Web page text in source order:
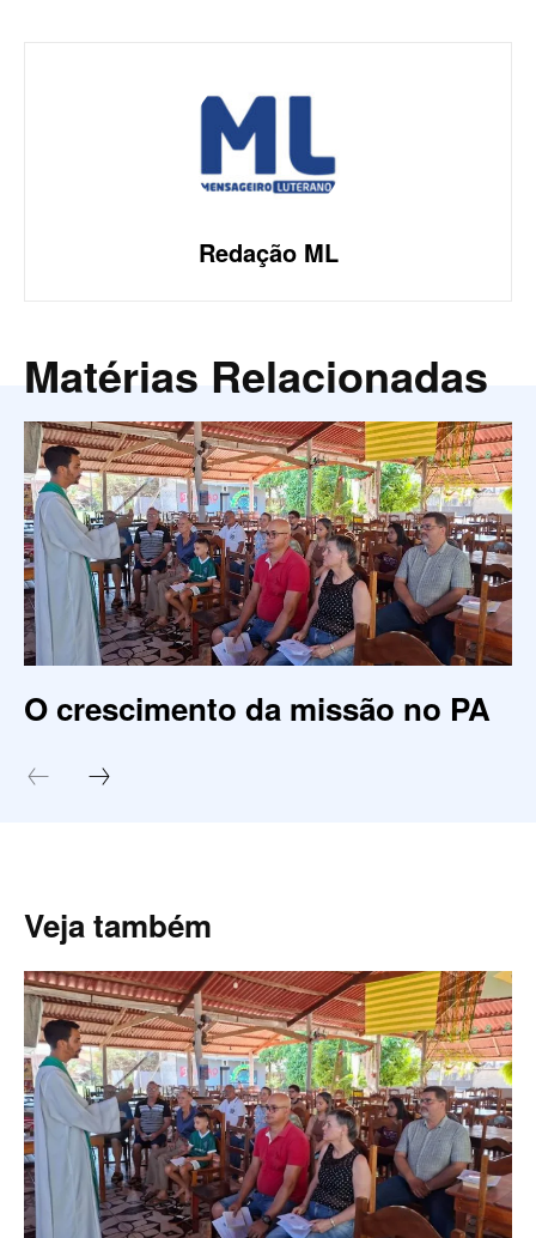
Redação ML
Matérias Relacionadas
O crescimento da missão no PA
Veja também